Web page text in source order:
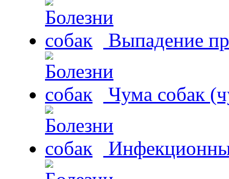
Выпадение
Чума собак